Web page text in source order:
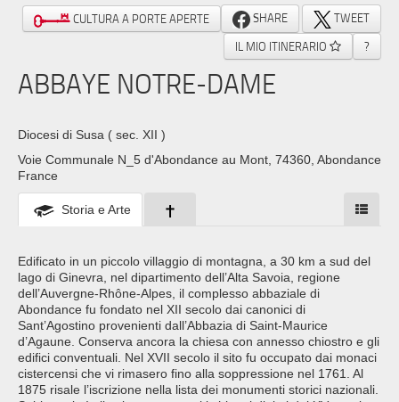
CULTURA A PORTE APERTE SHARE
TWEET
IL MIO ITINERARIO
?
ABBAYE NOTRE-DAME
Diocesi di Susa ( sec. XII )
Voie Communale N_5 d'Abondance au Mont, 74360, Abondance
France
Storia e Arte
Edificato in un piccolo villaggio di montagna, a 30 km a sud del
lago di Ginevra, nel dipartimento dell’Alta Savoia, regione
dell’Auvergne-Rhône-Alpes, il complesso abbaziale di
Abondance fu fondato nel XII secolo dai canonici di
Sant’Agostino provenienti dall’Abbazia di Saint-Maurice
d’Agaune. Conserva ancora la chiesa con annesso chiostro e gli
edifici conventuali. Nel XVII secolo il sito fu occupato dai monaci
cistercensi che vi rimasero fino alla soppressione nel 1761. Al
1875 risale l’iscrizione nella lista dei monumenti storici nazionali.